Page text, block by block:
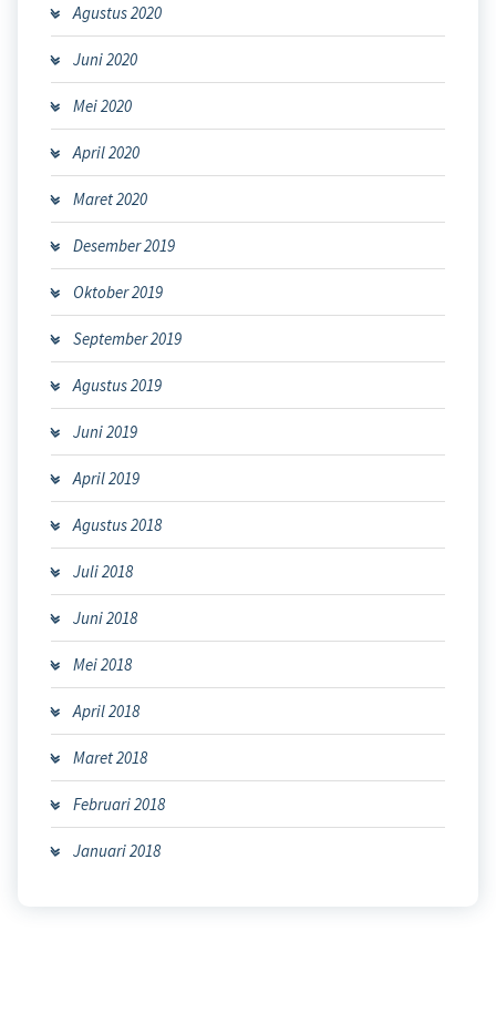
Agustus 2020
Juni 2020
Mei 2020
April 2020
Maret 2020
Desember 2019
Oktober 2019
September 2019
Agustus 2019
Juni 2019
April 2019
Agustus 2018
Juli 2018
Juni 2018
Mei 2018
April 2018
Maret 2018
Februari 2018
Januari 2018